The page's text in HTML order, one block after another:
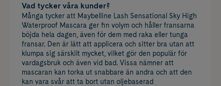
Vad tycker våra kunder?
Många tycker att Maybelline Lash Sensational Sky High
Waterproof Mascara ger fin volym och håller fransarna
böjda hela dagen, även för dem med raka eller tunga
fransar. Den är lätt att applicera och sitter bra utan att
klumpa sig särskilt mycket, vilket gör den populär för
vardagsbruk och även vid bad. Vissa nämner att
mascaran kan torka ut snabbare än andra och att den
kan vara svår att ta bort utan oljebaserad